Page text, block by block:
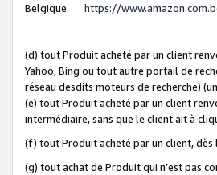
Belgique
https://
(d) tout Produit acheté par un client
Yahoo, Bing ou tout autre portail de
réseau desdits moteurs de recherche)
(e) tout Produit acheté par un client
intermédiaire, sans que le client ait à
(f) tout Produit acheté par un client,
(g) tout achat de Produit qui n’est pas